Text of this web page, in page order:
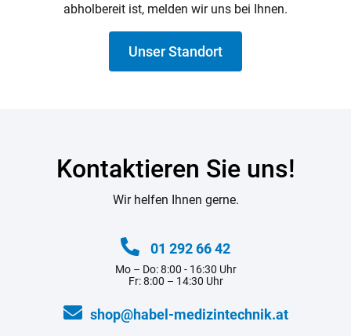
abholbereit ist, melden wir uns bei Ihnen.
Unser Standort
Kontaktieren Sie uns!
Wir helfen Ihnen gerne.
01 292 66 42
Mo – Do: 8:00 - 16:30 Uhr
Fr: 8:00 – 14:30 Uhr
shop@habel-medizintechnik.at